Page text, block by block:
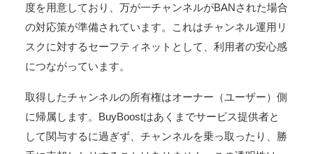
度を用意しており、万が一チャンネルがBANされた場合
の対応策が準備されています。これはチャンネル運用リ
スクに対するセーフティネットとして、利用者の安心感
につながっています。
取得したチャンネルの所有権はオーナー（ユーザー）側
に帰属します。BuyBoostはあくまでサービス提供者と
して関与するに過ぎず、チャンネルを乗っ取ったり、勝